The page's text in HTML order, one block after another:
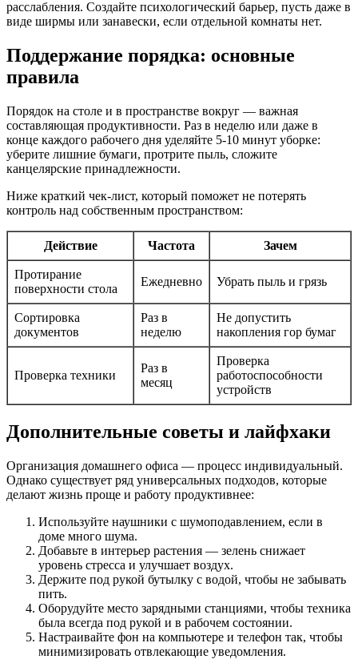
расслабления. Создайте психологический барьер, пусть даже в
виде ширмы или занавески, если отдельной комнаты нет.
Поддержание порядка: основные
правила
Порядок на столе и в пространстве вокруг — важная
составляющая продуктивности. Раз в неделю или даже в
конце каждого рабочего дня уделяйте 5-10 минут уборке:
уберите лишние бумаги, протрите пыль, сложите
канцелярские принадлежности.
Ниже краткий чек-лист, который поможет не потерять
контроль над собственным пространством:
Действие Частота Зачем
Протирание
поверхности стола
Ежедневно Убрать пыль и грязь
Сортировка
документов
Раз в
неделю
Не допустить
накопления гор бумаг
Проверка техники
Раз в
месяц
Проверка
работоспособности
устройств
Дополнительные советы и лайфхаки
Организация домашнего офиса — процесс индивидуальный.
Однако существует ряд универсальных подходов, которые
делают жизнь проще и работу продуктивнее:
Используйте наушники с шумоподавлением, если в
доме много шума.
Добавьте в интерьер растения — зелень снижает
уровень стресса и улучшает воздух.
Держите под рукой бутылку с водой, чтобы не забывать
пить.
Оборудуйте место зарядными станциями, чтобы техника
была всегда под рукой и в рабочем состоянии.
Настраивайте фон на компьютере и телефон так, чтобы
минимизировать отвлекающие уведомления.